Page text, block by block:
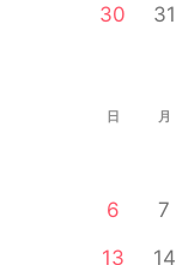
30
31
日 月
6
7
13
14